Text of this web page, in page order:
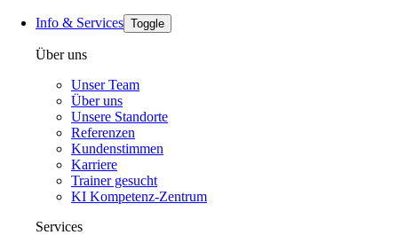
Info & Services Toggle
Über uns
Unser Team
Über uns
Unsere Standorte
Referenzen
Kundenstimmen
Karriere
Trainer gesucht
KI Kompetenz-Zentrum
Services